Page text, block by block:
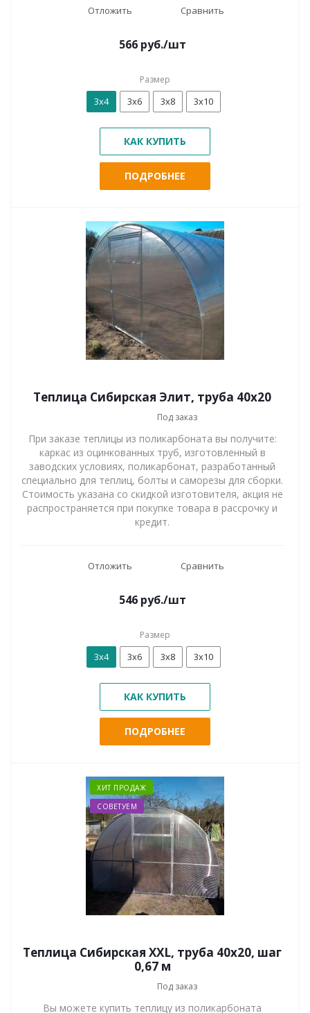
Отложить Сравнить
566 руб./шт
Размер
3х4 3х6 3х8 3х10
КАК КУПИТЬ
ПОДРОБНЕЕ
Теплица Сибирская Элит, труба 40х20
Под заказ
При заказе теплицы из поликарбоната вы получите:
каркас из оцинкованных труб, изготовленный в
заводских условиях, поликарбонат, разработанный
специально для теплиц, болты и саморезы для сборки.
Стоимость указана со скидкой изготовителя, акция не
распространяется при покупке товара в рассрочку и
кредит.
Отложить Сравнить
546 руб./шт
Размер
3х4 3х6 3х8 3х10
КАК КУПИТЬ
ПОДРОБНЕЕ
ХИТ ПРОДАЖ
СОВЕТУЕМ
Теплица Сибирская XXL, труба 40х20, шаг
0,67 м
Под заказ
Вы можете купить теплицу из поликарбоната